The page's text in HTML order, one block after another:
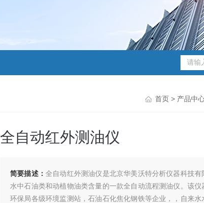
首页 > 产品中
全自动红外测油仪
简要描述： 全自动红外测油仪是北京华美沃特分析仪器科技
水中石油类和动植物油类含量的一款全自动流程测油仪。该仪
环保局各级环境监测站，石油石化焦化钢铁等企业，，自来